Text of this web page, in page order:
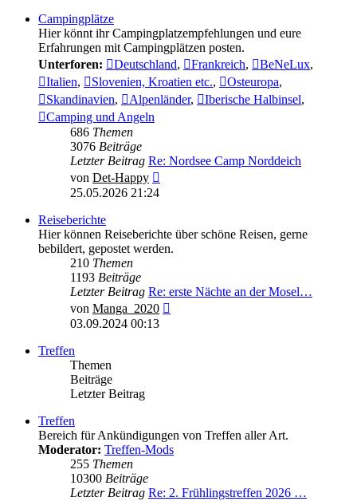
Campingplätze
Hier könnt ihr Campingplatzempfehlungen und eure
Erfahrungen mit Campingplätzen posten.
Unterforen:
Deutschland, Frankreich, BeNeLux,
Italien, Slovenien, Kroatien etc., Osteuropa,
Skandinavien, Alpenländer, Iberische Halbinsel,
Camping und Angeln
686 Themen
3076 Beiträge
Letzter Beitrag Re: Nordsee Camp Norddeich
von Det-Happy
25.05.2026 21:24
Reiseberichte
Hier können Reiseberichte über schöne Reisen, gerne
bebildert, gepostet werden.
210 Themen
1193 Beiträge
Letzter Beitrag Re: erste Nächte an der Mosel…
von Manga_2020
03.09.2024 00:13
Treffen
Themen
Beiträge
Letzter Beitrag
Treffen
Bereich für Ankündigungen von Treffen aller Art.
Moderator: Treffen-Mods
255 Themen
10300 Beiträge
Letzter Beitrag Re: 2. Frühlingstreffen 2026 …